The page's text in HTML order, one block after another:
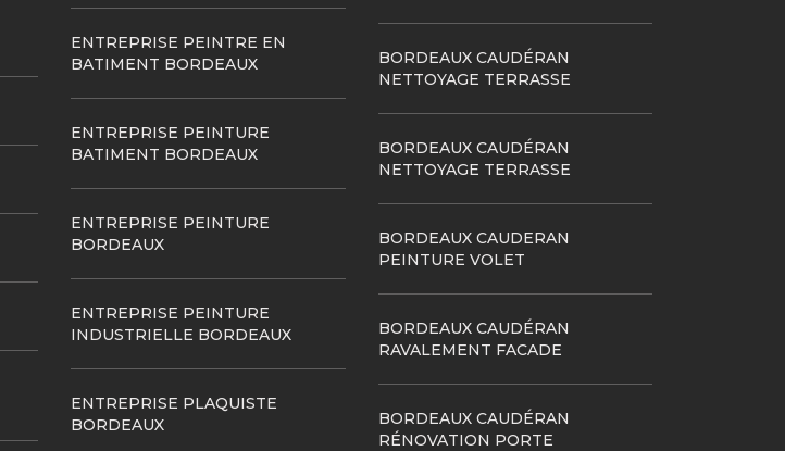
ENTREPRISE PEINTRE EN
BATIMENT BORDEAUX
ENTREPRISE PEINTURE
BATIMENT BORDEAUX
ENTREPRISE PEINTURE
BORDEAUX
ENTREPRISE PEINTURE
INDUSTRIELLE BORDEAUX
ENTREPRISE PLAQUISTE
BORDEAUX
BORDEAUX CAUDÉRAN
NETTOYAGE TERRASSE
BORDEAUX CAUDÉRAN
NETTOYAGE TERRASSE
BORDEAUX CAUDERAN
PEINTURE VOLET
BORDEAUX CAUDÉRAN
RAVALEMENT FACADE
BORDEAUX CAUDÉRAN
RÉNOVATION PORTE